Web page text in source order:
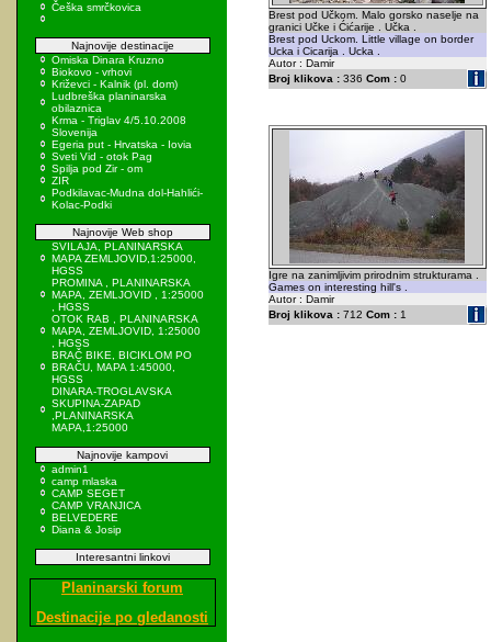
Češka smrčkovica
Najnovije destinacije
Omiska Dinara Kruzno
Biokovo - vrhovi
Križevci - Kalnik (pl. dom)
Ludbreška planinarska
obilaznica
Krma - Triglav 4/5.10.2008
Slovenija
Egeria put - Hrvatska - Iovia
Sveti Vid - otok Pag
Spilja pod Zir - om
ZIR
Podkilavac-Mudna dol-Hahlići-
Kolac-Podki
Najnovije Web shop
SVILAJA, PLANINARSKA
MAPA ZEMLJOVID,1:25000,
HGSS
PROMINA , PLANINARSKA
MAPA, ZEMLJOVID , 1:25000
, HGSS
OTOK RAB , PLANINARSKA
MAPA, ZEMLJOVID, 1:25000
, HGSS
BRAČ BIKE, BICIKLOM PO
BRAČU, MAPA 1:45000,
HGSS
DINARA-TROGLAVSKA
SKUPINA-ZAPAD
,PLANINARSKA
MAPA,1:25000
Najnovije kampovi
admin1
camp mlaska
CAMP SEGET
CAMP VRANJICA
BELVEDERE
Diana & Josip
Interesantni linkovi
Planinarski forum
Destinacije po gledanosti
Brest pod Učkom. Malo gorsko naselje na
granici Učke i Ćićarije . Učka .
Brest pod Uckom. Little village on border
Ucka i Cicarija . Ucka .
Autor : Damir
Broj klikova :336 Com :0
Igre na zanimljivim prirodnim strukturama .
Games on interesting hill's .
Autor : Damir
Broj klikova :712 Com :1